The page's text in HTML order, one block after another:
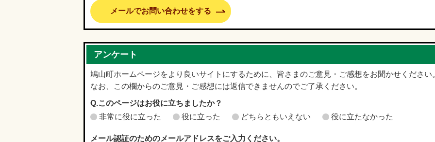
メールでお問い合わせをする
アンケート
鳩山町ホームページをより良いサイトにするために、皆さまのご意見・ご感想をお聞かせください
なお、この欄からのご意見・ご感想には返信できませんのでご了承ください。
Q.このページはお役に立ちましたか？
非常に役に立った
役に立った どちらともいえない 役に立たなかった
メール認証のためのメールアドレスをご入力ください。